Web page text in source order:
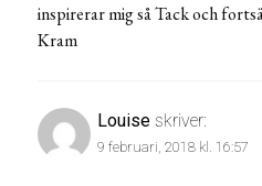
inspirerar mig så Tack och
Kram
Louise skriver:
9 februari, 2018 kl. 16:57